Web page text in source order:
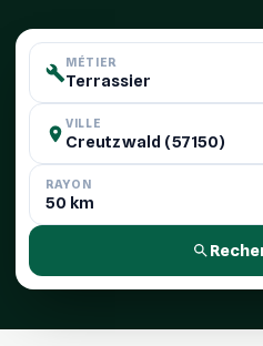
MÉTIER
VILLE
RAYON